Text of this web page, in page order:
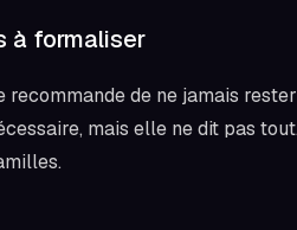
à formaliser
recommande de ne jamais
mais elle ne dit pas